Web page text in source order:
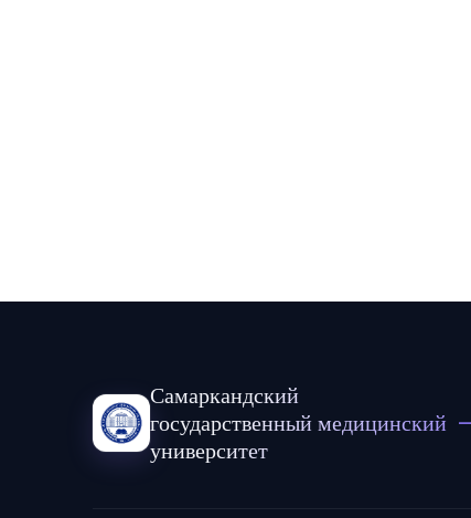
Самаркандский
государственный медицинский
университет